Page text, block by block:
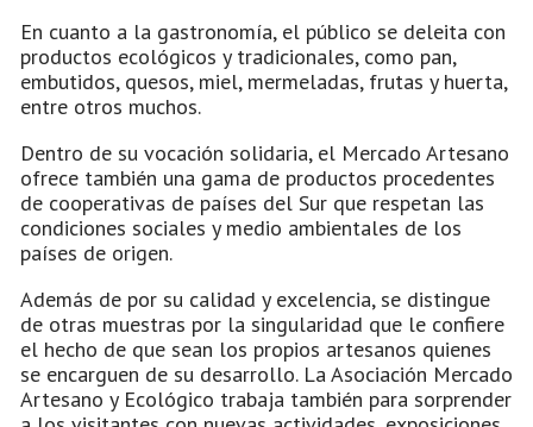
En cuanto a la gastronomía, el público se deleita con
productos ecológicos y tradicionales, como pan,
embutidos, quesos, miel, mermeladas, frutas y huerta,
entre otros muchos.
Dentro de su vocación solidaria, el Mercado Artesano
ofrece también una gama de productos procedentes
de cooperativas de países del Sur que respetan las
condiciones sociales y medio ambientales de los
países de origen.
Además de por su calidad y excelencia, se distingue
de otras muestras por la singularidad que le confiere
el hecho de que sean los propios artesanos quienes
se encarguen de su desarrollo. La Asociación Mercado
Artesano y Ecológico trabaja también para sorprender